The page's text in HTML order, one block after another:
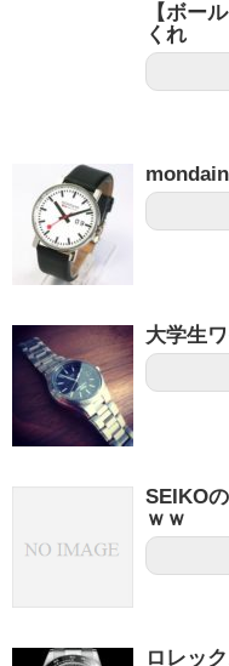
【ボー
くれ
大学生
SEIKO
ｗｗ
ロレッ